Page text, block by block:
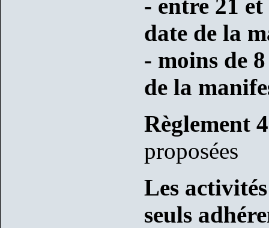
- entre 21
date de la
- moins de
de la
Règlement 4
proposées
Les
seuls